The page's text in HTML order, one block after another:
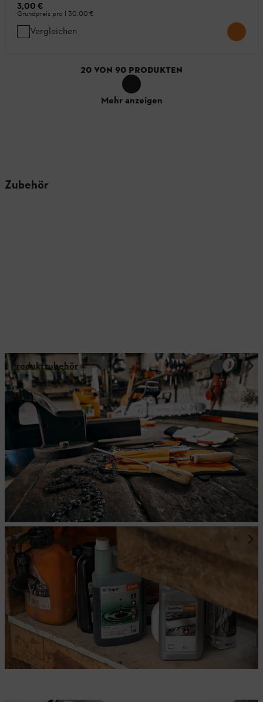
3,00 €
Grundpreis pro l 30,00 €
Vergleichen
20 VON 90 PRODUKTEN
Mehr anzeigen
Zubehör
Produktzubehör
Betriebsstoffe